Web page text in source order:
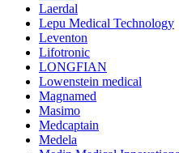
Laerdal
Lepu Medical Technology
Leventon
Lifotronic
LONGFIAN
Lowenstein medical
Magnamed
Masimo
Medcaptain
Medela